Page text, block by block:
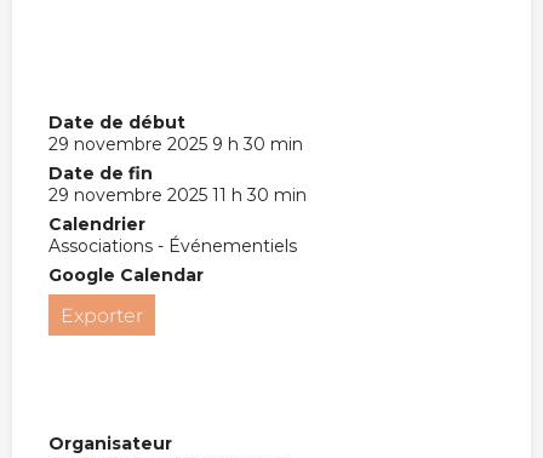
Date de début
29 novembre 2025 9 h 30 min
Date de fin
29 novembre 2025 11 h 30 min
Calendrier
Associations - Événementiels
Google Calendar
Exporter
Organisateur